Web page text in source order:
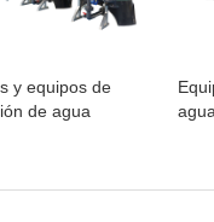
y equipos de
de agua